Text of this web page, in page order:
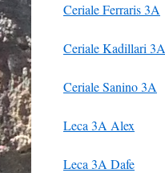
Ceriale Ferraris 3A
Ceriale Kadillari 3A
Ceriale Sanino 3A
Leca 3A Alex
Leca 3A Dafe